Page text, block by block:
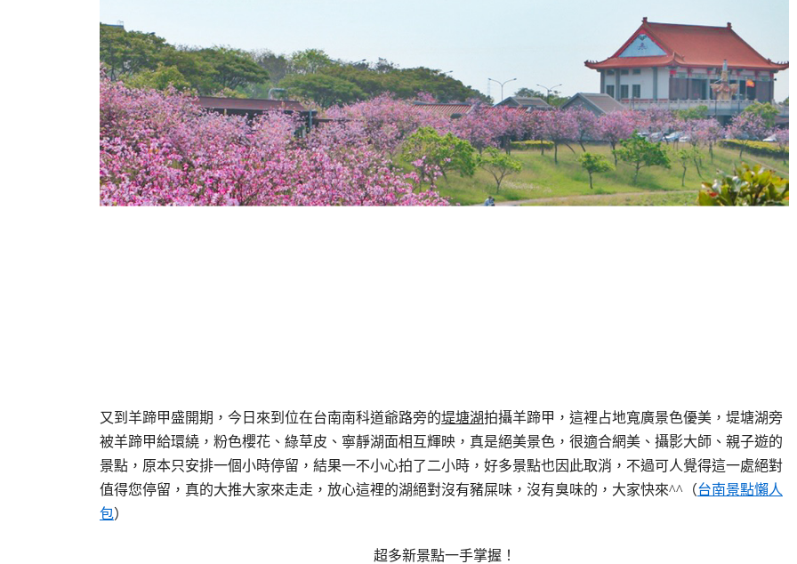
又到羊蹄甲盛開期，今日來到位在台南南科道爺路旁的堤塘湖拍攝羊蹄甲，這裡占地寬廣景色優美，堤塘湖旁
被羊蹄甲給環繞，粉色櫻花、綠草皮、寧靜湖面相互輝映，真是絕美景色，很適合網美、攝影大師、親子遊的
景點，原本只安排一個小時停留，結果一不小心拍了二小時，好多景點也因此取消，不過可人覺得這一處絕對
值得您停留，真的大推大家來走走，放心這裡的湖絕對沒有豬屎味，沒有臭味的，大家快來^^（台南景點懶人
包）
超多新景點一手掌握！